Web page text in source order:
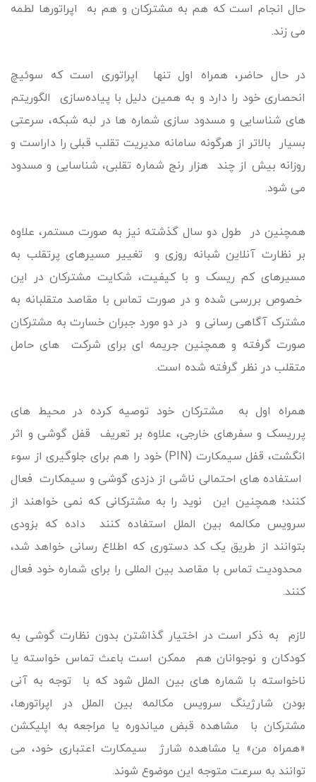
حال انجام است که هم به مشترکان و هم به اپراتورها لطمه
می زند.
در حال حاضر، همراه اول تنها اپراتوری است که سوئیچ
انحصاری خود را دارد و به همین دلیل با پیاده‌سازی الگوریتم
های شناسایی و مسدود سازی شماره ها در لبه شبکه، سرعتی
بسیار بالاتر از هرگونه سامانه مدیریت تقلب قبلی را داراست و
روزانه بیش از چند هزار رنج شماره تقلبی، شناسایی و مسدود
می شود.
همچنین در طول دو سال گذشته نیز به صورت مستمر، علاوه
بر نظارت آنلاین شبانه روزی و تغییر مسیرهای پرتقلب به
مسیرهای کم ریسک و با کیفیت، شکایت مشترکان در این
خصوص بررسی شده و در صورت تماس با مقاصد متقلبانه به
مشترک آگاهی رسانی و در دو مورد جبران خسارت به مشترکان
صورت گرفته و همچنین جریمه ای برای شرکت های حامل
متقلب در نظر گرفته شده است.
همراه اول به مشترکان خود توصیه کرده در محیط های
پرریسک و سفرهای خارجی، علاوه بر تعریف قفل گوشی و اثر
انگشت، قفل سیمکارت (PIN) خود را هم برای جلوگیری از سوء
استفاده های احتمالی ناشی از دزدی گوشی و سیمکارت فعال
کنند؛ همچنین این نوید را به مشترکانی که نمی خواهند از
سرویس مکالمه بین الملل استفاده کنند داده که بزودی
بتوانند از طریق یک کد دستوری که اطلاع رسانی خواهد شد،
محدودیت تماس با مقاصد بین المللی را برای شماره خود فعال
کنند.
لازم به ذکر است در اختیار گذاشتن بدون نظارت گوشی به
کودکان و نوجوانان هم ممکن است باعث تماس خواسته یا
ناخواسته با شماره های بین الملل شود که با توجه به آنی
بودن شارژینگ سرویس مکالمه بین الملل در اپراتورها،
مشترکان با مشاهده قبض میاندوره یا مراجعه به اپلیکشن
«همراه من» یا مشاهده شارژ سیمکارت اعتباری خود، می
توانند به سرعت متوجه این موضوع شوند.